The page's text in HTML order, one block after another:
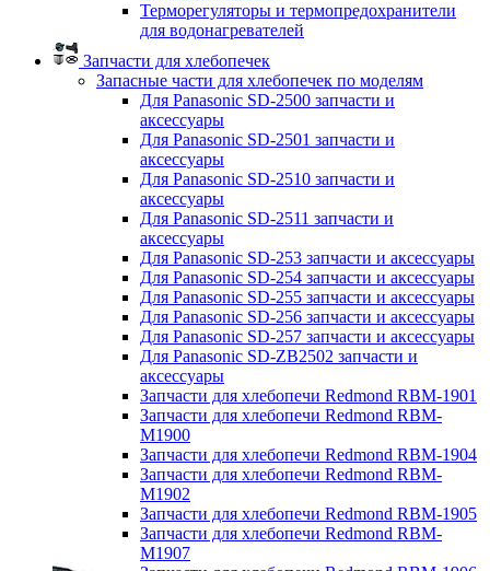
Терморегуляторы и термопредохранители
для водонагревателей
Запчасти для хлебопечек
Запасные части для хлебопечек по моделям
Для Panasonic SD-2500 запчасти и
аксессуары
Для Panasonic SD-2501 запчасти и
аксессуары
Для Panasonic SD-2510 запчасти и
аксессуары
Для Panasonic SD-2511 запчасти и
аксессуары
Для Panasonic SD-253 запчасти и аксессуары
Для Panasonic SD-254 запчасти и аксессуары
Для Panasonic SD-255 запчасти и аксессуары
Для Panasonic SD-256 запчасти и аксессуары
Для Panasonic SD-257 запчасти и аксессуары
Для Panasonic SD-ZB2502 запчасти и
аксессуары
Запчасти для хлебопечи Redmond RBM-1901
Запчасти для хлебопечи Redmond RBM-
M1900
Запчасти для хлебопечи Redmond RBM-1904
Запчасти для хлебопечи Redmond RBM-
M1902
Запчасти для хлебопечи Redmond RBM-1905
Запчасти для хлебопечи Redmond RBM-
M1907